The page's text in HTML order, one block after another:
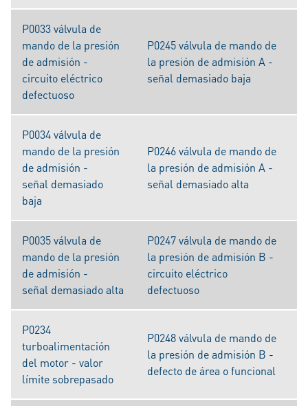
P0033 válvula de
mando de la presión
de admisión -
circuito eléctrico
defectuoso
P0245 válvula de mando de
la presión de admisión A -
señal demasiado baja
P0034 válvula de
mando de la presión
de admisión -
señal demasiado
baja
P0246 válvula de mando de
la presión de admisión A -
señal demasiado alta
P0035 válvula de
mando de la presión
de admisión -
señal demasiado alta
P0247 válvula de mando de
la presión de admisión B -
circuito eléctrico
defectuoso
P0234
turboalimentación
del motor - valor
límite sobrepasado
P0248 válvula de mando de
la presión de admisión B -
defecto de área o funcional